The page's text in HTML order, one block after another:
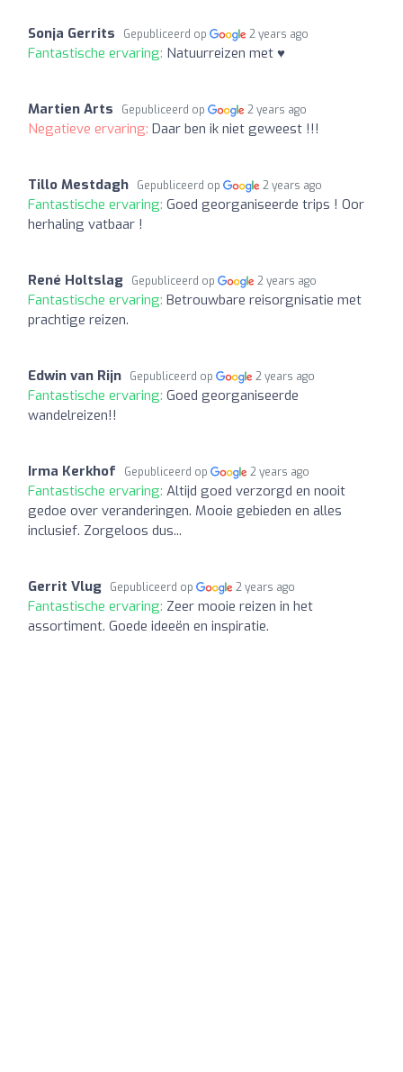
Sonja Gerrits Gepubliceerd op 2 years ago
Fantastische ervaring: Natuurreizen met ♥
Martien Arts Gepubliceerd op 2 years ago
Negatieve ervaring: Daar ben ik niet geweest !!!
Tillo Mestdagh Gepubliceerd op 2 years ago
Fantastische ervaring: Goed georganiseerde trips ! Oor
herhaling vatbaar !
René Holtslag Gepubliceerd op 2 years ago
Fantastische ervaring: Betrouwbare reisorgnisatie met
prachtige reizen.
Edwin van Rijn Gepubliceerd op 2 years ago
Fantastische ervaring: Goed georganiseerde
wandelreizen!!
Irma Kerkhof Gepubliceerd op 2 years ago
Fantastische ervaring: Altijd goed verzorgd en nooit
gedoe over veranderingen. Mooie gebieden en alles
inclusief. Zorgeloos dus...
Gerrit Vlug Gepubliceerd op 2 years ago
Fantastische ervaring: Zeer mooie reizen in het
assortiment. Goede ideeën en inspiratie.